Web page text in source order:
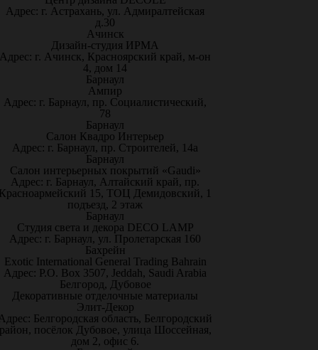
Адрес: г. Астрахань, ул. Адмиралтейская
д.30
Ачинск
Дизайн-студия ИРМА
Адрес: г. Ачинск, Красноярский край, м-он
4, дом 14
Барнаул
Ампир
Адрес: г. Барнаул, пр. Социалистический,
78
Барнаул
Салон Квадро Интерьер
Адрес: г. Барнаул, пр. Строителей, 14а
Барнаул
Салон интерьерных покрытий «Gaudi»
Адрес: г. Барнаул, Алтайский край, пр.
15, ТОЦ Демидовский, 1
подъезд, 2 этаж
Барнаул
Студия света и декора DECO LAMP
Адрес: г. Барнаул, ул. Пролетарская 160
Бахрейн
Exotic International General Trading Bahrain
Адрес: P.O. Box 3507, Jeddah, Saudi Arabia
Белгород, Дубовое
Декоративные отделочные материалы
Элит-Декор
Белгородская область, Белгородский
посёлок Дубовое, улица Шоссейная,
дом 2, офис 6.